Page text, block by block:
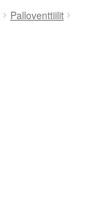
Palloventtiilit